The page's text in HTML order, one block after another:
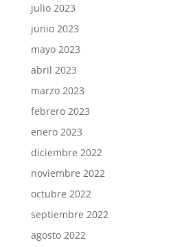
julio 2023
junio 2023
mayo 2023
abril 2023
marzo 2023
febrero 2023
enero 2023
diciembre 2022
noviembre 2022
octubre 2022
septiembre 2022
agosto 2022